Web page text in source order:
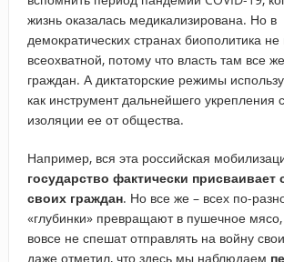
жизнь оказалась медикализирована. Но в
демократических странах биополитика не
всеохватной, потому что власть там все
граждан. А диктаторские режимы
как инструмент дальнейшего укрепления
изоляции ее от общества.
Например, вся эта российская
государство фактически присваивает
своих граждан. Но все же – всех по-
«глубинки» превращают в пушечное мясо,
вовсе не спешат отправлять на войну
даже отметил, что здесь мы наблюдаем